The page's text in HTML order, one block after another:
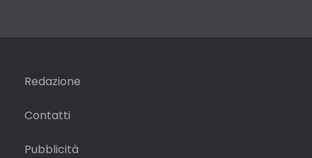
Redazione
Contatti
Pubblicità